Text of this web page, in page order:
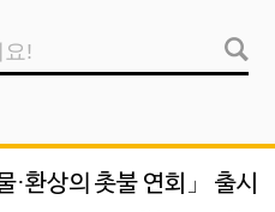
·환상의 촛불 연회」 출시